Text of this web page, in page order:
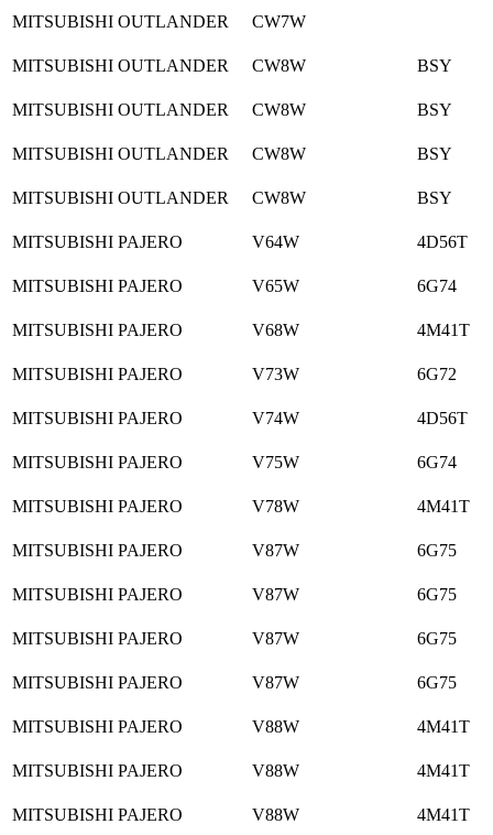
MITSUBISHI OUTLANDER CW7W
MITSUBISHI OUTLANDER CW8W BSY
MITSUBISHI OUTLANDER CW8W BSY
MITSUBISHI OUTLANDER CW8W BSY
MITSUBISHI OUTLANDER CW8W BSY
MITSUBISHI PAJERO V64W 4D56T
MITSUBISHI PAJERO V65W 6G74
MITSUBISHI PAJERO V68W 4M41T
MITSUBISHI PAJERO V73W 6G72
MITSUBISHI PAJERO V74W 4D56T
MITSUBISHI PAJERO V75W 6G74
MITSUBISHI PAJERO V78W 4M41T
MITSUBISHI PAJERO V87W 6G75
MITSUBISHI PAJERO V87W 6G75
MITSUBISHI PAJERO V87W 6G75
MITSUBISHI PAJERO V87W 6G75
MITSUBISHI PAJERO V88W 4M41T
MITSUBISHI PAJERO V88W 4M41T
MITSUBISHI PAJERO V88W 4M41T